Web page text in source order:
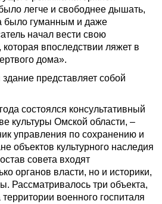
легче и свободнее дышать,
было гуманным и даже
начал вести свою
впоследствии ляжет в
дома».
представляет собой
состоялся консультативный
культуры Омской области, –
управления по сохранению и
объектов культурного наследия
совета входят
органов власти, но и историки,
Рассматривалось три объекта,
военного госпиталя